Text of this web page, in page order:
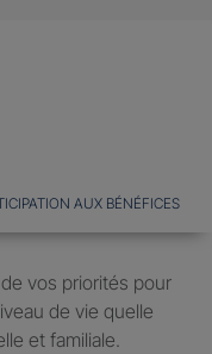
AUX BÉNÉFICES
vos priorités pour
de vie quelle
et familiale.